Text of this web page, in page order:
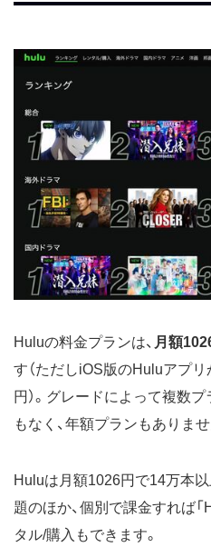
Huluの料金プランは、 月額
す（ただしiOS版のHuluアプ
円）。グレードによって複数
もなく、年額プランもありませ
Huluは月額1026円で14万本
題のほか、個別で課金すれば
タル/購入もできます。